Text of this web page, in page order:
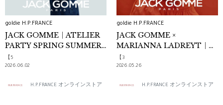
goldie H.P.FRANCE
JACK GOMME｜ATELIER
PARTY SPRING SUMMER
2026
【5
2026.06.02
H.P.FRANCE オンラインストア
goldie H.P.FRANCE
JACK GOMME ×
MARIANNA LADREYT｜
SPRING SUMMER 2026
【3
2026.05.26
H.P.FRANCE オンラインストア